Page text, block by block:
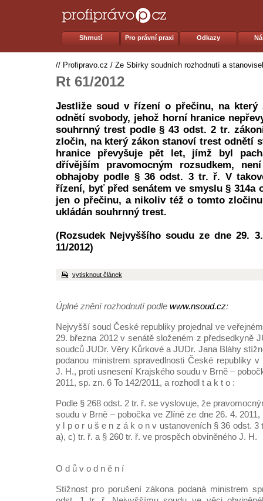
Shrnutí Pro právní praxi Odkazy
// Profipravo.cz / Ze Sbírky soudních rozhodnutí a
Rt 61/2012
Jestliže soud v řízení o přečinu, na který
odnětí svobody, jehož horní hranice
souhrnný trest podle § 43 odst. 2 tr.
zločin, na který zákon stanoví trest odnětí
hranice převyšuje pět let, jímž byl
dřívějším pravomocným rozsudkem,
obhajoby podle § 36 odst. 3 tr. ř. V
řízení, byť před senátem ve smyslu § 314a
jen o přečinu, a nikoliv též o tomto
ukládán souhrnný trest.
(Rozsudek Nejvyššího soudu ze dne 29.
11/2012)
vytisknout článek
Úplné znění rozhodnutí podle www.nsoud.cz:
Nejvyšší soud České republiky projednal ve
29. března 2012 v senátě složeném z předsedkyně
soudců JUDr. Věry Kůrkové a JUDr. Jana Bláhy
podanou ministrem spravedlnosti České republiky v
J. H., proti usnesení Krajského soudu v Brně –
2011, sp. zn. 6 To 142/2011, a rozhodl t a k t o :
Podle § 268 odst. 2 tr. ř. se vyslovuje, že
soudu v Brně – pobočka ve Zlíně ze dne 26. 4. 2011,
y l p o r u š e n z á k o n v ustanoveních § 36 odst. 3
a), c) tr. ř. a § 260 tr. ř. ve prospěch obviněného J. H.
O d ů v o d n ě n í
Stížnost pro porušení zákona podaná ministrem